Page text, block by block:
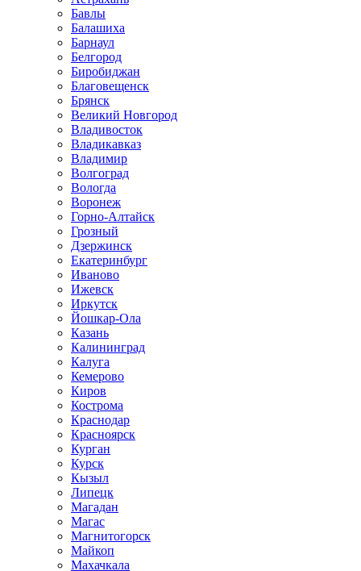
Бавлы
Балашиха
Барнаул
Белгород
Биробиджан
Благовещенск
Брянск
Великий Новгород
Владивосток
Владикавказ
Владимир
Волгоград
Вологда
Воронеж
Горно-Алтайск
Грозный
Дзержинск
Екатеринбург
Иваново
Ижевск
Иркутск
Йошкар-Ола
Казань
Калининград
Калуга
Кемерово
Киров
Кострома
Краснодар
Красноярск
Курган
Курск
Кызыл
Липецк
Магадан
Магас
Магнитогорск
Майкоп
Махачкала